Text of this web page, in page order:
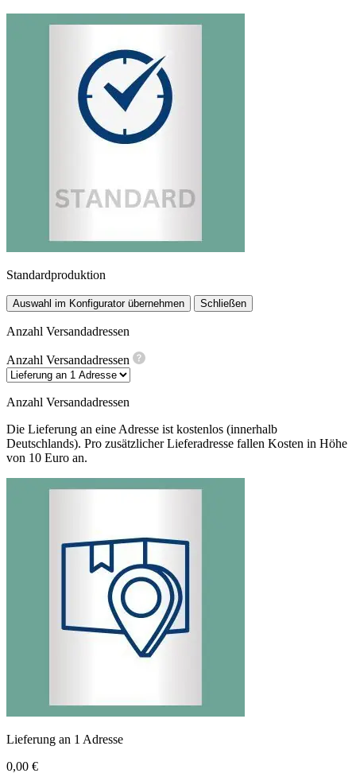
Standardproduktion
Auswahl im Konfigurator übernehmen Schließen
Anzahl Versandadressen
Anzahl Versandadressen
Anzahl Versandadressen
Die Lieferung an eine Adresse ist kostenlos (innerhalb
Deutschlands). Pro zusätzlicher Lieferadresse fallen Kosten in Höhe
von 10 Euro an.
Lieferung an 1 Adresse
0,00 €